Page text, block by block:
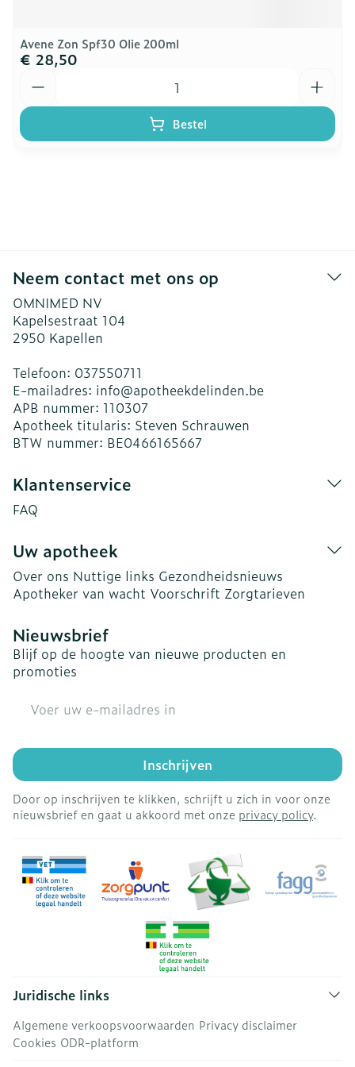
Avene Zon Spf30 Olie 200ml
€ 28,50
Bestel
Neem contact met ons op
OMNIMED NV
Kapelsestraat 104
2950 Kapellen
Telefoon: 037550711
E-mailadres: info@apotheekdelinden.be
APB nummer: 110307
Apotheek titularis: Steven Schrauwen
BTW nummer: BE0466165667
Klantenservice
FAQ
Uw apotheek
Over ons Nuttige links Gezondheidsnieuws
Apotheker van wacht Voorschrift Zorgtarieven
Nieuwsbrief
Blijf op de hoogte van nieuwe producten en
promoties
Inschrijven
Door op inschrijven te klikken, schrijft u zich in voor onze
nieuwsbrief en gaat u akkoord met onze privacy policy.
Juridische links
Algemene verkoopsvoorwaarden Privacy disclaimer
Cookies ODR-platform